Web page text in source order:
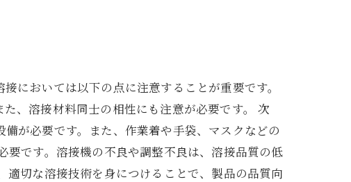
においては以下の点に注意することが重要です。
、溶接材料同士の相性にも注意が必要です。 次
が必要です。また、作業着や手袋、マスクなどの
です。溶接機の不良や調整不良は、溶接品質の低
切な溶接技術を身につけることで、製品の品質向